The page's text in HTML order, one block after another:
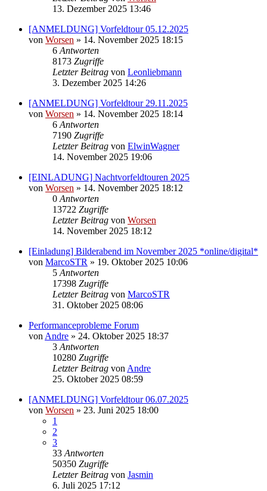
13. Dezember 2025 13:46
[ANMELDUNG] Vorfeldtour 05.12.2025
von Worsen » 14. November 2025 18:15
6 Antworten
8173 Zugriffe
Letzter Beitrag von Leonliebmann
3. Dezember 2025 14:26
[ANMELDUNG] Vorfeldtour 29.11.2025
von Worsen » 14. November 2025 18:14
6 Antworten
7190 Zugriffe
Letzter Beitrag von ElwinWagner
14. November 2025 19:06
[EINLADUNG] Nachtvorfeldtouren 2025
von Worsen » 14. November 2025 18:12
0 Antworten
13722 Zugriffe
Letzter Beitrag von Worsen
14. November 2025 18:12
[Einladung] Bilderabend im November 2025 *online/digital*
von MarcoSTR » 19. Oktober 2025 10:06
5 Antworten
17398 Zugriffe
Letzter Beitrag von MarcoSTR
31. Oktober 2025 08:06
Performanceprobleme Forum
von Andre » 24. Oktober 2025 18:37
3 Antworten
10280 Zugriffe
Letzter Beitrag von Andre
25. Oktober 2025 08:59
[ANMELDUNG] Vorfeldtour 06.07.2025
von Worsen » 23. Juni 2025 18:00
1
2
3
33 Antworten
50350 Zugriffe
Letzter Beitrag von Jasmin
6. Juli 2025 17:12